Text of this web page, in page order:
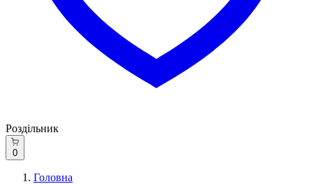
Роздільник
0
Головна